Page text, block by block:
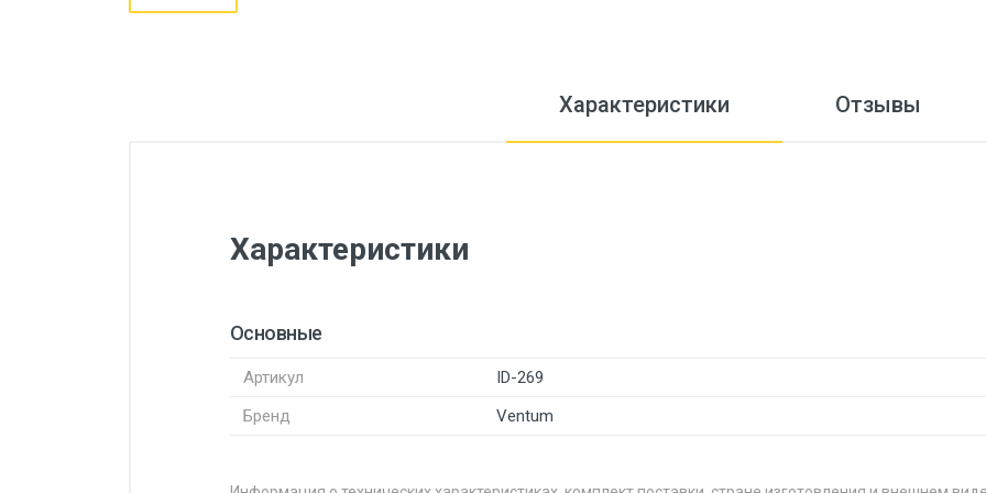
Характеристики Отзывы
Характеристики
Основные
Артикул
ID-269
Бренд
Ventum